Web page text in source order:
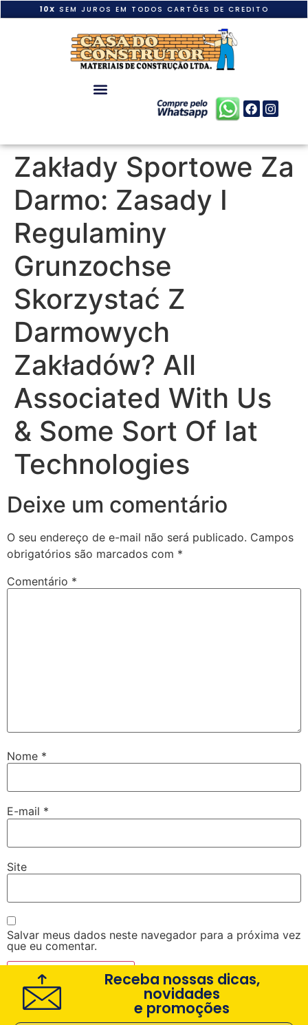
10X SEM JUROS EM TODOS CARTÕES DE CREDITO
Zakłady Sportowe Za
Darmo: Zasady I
Regulaminy
Grunzochse
Skorzystać Z
Darmowych
Zakładów? All
Associated With Us
& Some Sort Of Iat
Technologies
Deixe um comentário
O seu endereço de e-mail não será publicado. Campos
obrigatórios são marcados com *
Comentário *
Nome *
E-mail *
Site
Salvar meus dados neste navegador para a próxima vez
que eu comentar.
Receba nossas dicas,
novidades
e promoções